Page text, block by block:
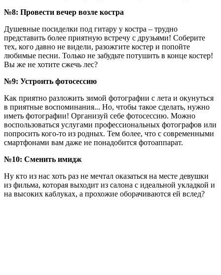
№8: Провести вечер возле костра
Душевные посиделки под гитару у костра – трудно
представить более приятную встречу с друзьями! Соберите
тех, кого давно не видели, разожгите костер и попойте
любимые песни. Только не забудьте потушить в конце костер!
Вы же не хотите сжечь лес?
№9: Устроить фотосессию
Как приятно разложить зимой фотографии с лета и окунуться
в приятные воспоминания... Но, чтобы такое сделать, нужно
иметь фотографии! Организуй себе фотосессию. Можно
воспользоваться услугами профессиональных фотографов или
попросить кого-то из родных. Тем более, что с современными
смартфонами вам даже не понадобится фотоаппарат.
№10: Сменить имидж
Ну кто из нас хоть раз не мечтал оказаться на месте девушки
из фильма, которая выходит из салона с идеальной укладкой и
на высоких каблуках, а прохожие оборачиваются ей вслед?